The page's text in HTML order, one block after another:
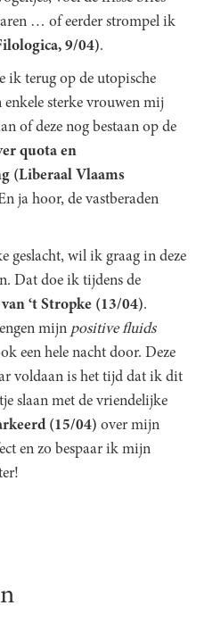
… of eerder strompel ik
9/04).
ik terug op de utopische
sterke vrouwen mij
of deze nog bestaan op de
quota en
(Liberaal Vlaams
ja hoor, de vastberaden
geslacht, wil ik graag in deze
Dat doe ik tijdens de
‘t Stropke (13/04).
mijn positive fluids
een hele nacht door. Deze
voldaan is het tijd dat ik dit
slaan met de vriendelijke
(15/04) over mijn
en zo bespaar ik mijn